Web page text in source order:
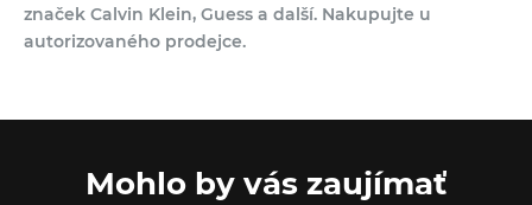
značek Calvin Klein, Guess a další. Nakupujte u
autorizovaného prodejce.
Mohlo by vás zaujímať